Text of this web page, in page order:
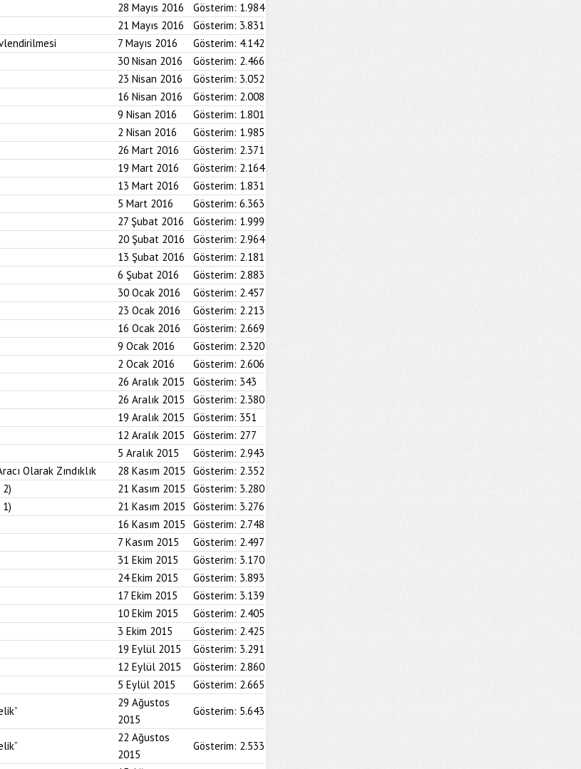
28 Mayıs 2016 Gösterim: 1.984
21 Mayıs 2016 Gösterim: 3.831
7 Mayıs 2016 Gösterim: 4.142
30 Nisan 2016 Gösterim: 2.466
23 Nisan 2016 Gösterim: 3.052
16 Nisan 2016 Gösterim: 2.008
9 Nisan 2016 Gösterim: 1.801
2 Nisan 2016 Gösterim: 1.985
26 Mart 2016 Gösterim: 2.371
19 Mart 2016 Gösterim: 2.164
13 Mart 2016 Gösterim: 1.831
5 Mart 2016 Gösterim: 6.363
27 Şubat 2016 Gösterim: 1.999
20 Şubat 2016 Gösterim: 2.964
13 Şubat 2016 Gösterim: 2.181
6 Şubat 2016 Gösterim: 2.883
30 Ocak 2016 Gösterim: 2.457
23 Ocak 2016 Gösterim: 2.213
16 Ocak 2016 Gösterim: 2.669
9 Ocak 2016 Gösterim: 2.320
2 Ocak 2016 Gösterim: 2.606
26 Aralık 2015 Gösterim: 343
26 Aralık 2015 Gösterim: 2.380
19 Aralık 2015 Gösterim: 351
12 Aralık 2015 Gösterim: 277
5 Aralık 2015 Gösterim: 2.943
Olarak Zındıklık 28 Kasım 2015 Gösterim: 2.352
21 Kasım 2015 Gösterim: 3.280
21 Kasım 2015 Gösterim: 3.276
16 Kasım 2015 Gösterim: 2.748
7 Kasım 2015 Gösterim: 2.497
31 Ekim 2015 Gösterim: 3.170
24 Ekim 2015 Gösterim: 3.893
17 Ekim 2015 Gösterim: 3.139
10 Ekim 2015 Gösterim: 2.405
3 Ekim 2015 Gösterim: 2.425
19 Eylül 2015 Gösterim: 3.291
12 Eylül 2015 Gösterim: 2.860
5 Eylül 2015 Gösterim: 2.665
29 Ağustos
2015
Gösterim: 5.643
22 Ağustos
2015
Gösterim: 2.533